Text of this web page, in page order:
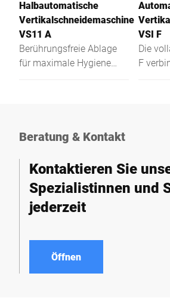
Halbautomatische
Vertikalschneidemaschine
VS11 A
Berührungsfreie Ablage
für maximale Hygiene
VSI F
Die
F
Beratung & Kontakt
Kontaktieren Sie
Spezialistinnen und
jederzeit
Öffnen